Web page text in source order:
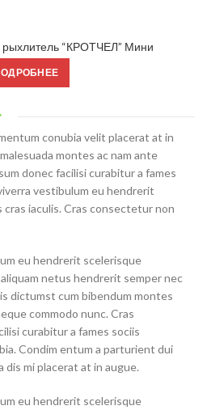
“КРОТЧЕЛ” Мини
conubia velit placerat at in
montes ac nam ante
donec facilisi curabitur a fames
vestibulum eu hendrerit
cras iaculis. Cras consectetur non
eu hendrerit scelerisque
netus hendrerit semper nec
dictumst cum bibendum montes
commodo nunc. Cras
curabitur a fames sociis
Condim entum a parturient dui
mi placerat at in augue.
eu hendrerit scelerisque